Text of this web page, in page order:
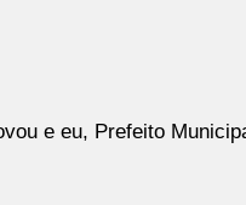
e eu, Prefeito